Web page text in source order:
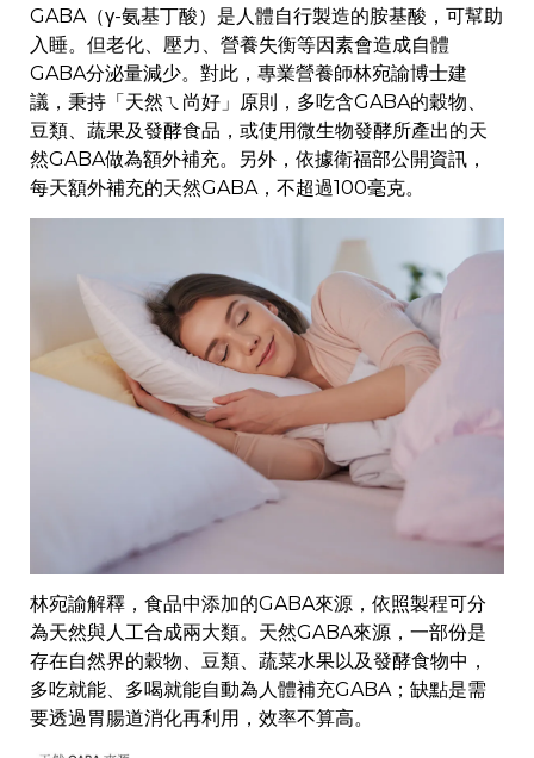
GABA（γ-氨基丁酸）是人體自行製造的胺基酸，可幫助
入睡。但老化、壓力、營養失衡等因素會造成自體
GABA分泌量減少。對此，專業營養師林宛諭博士建
議，秉持「天然ㄟ尚好」原則，多吃含GABA的穀物、
豆類、蔬果及發酵食品，或使用微生物發酵所產出的天
然GABA做為額外補充。另外，依據衛福部公開資訊，
每天額外補充的天然GABA，不超過100毫克。
林宛諭解釋，食品中添加的GABA來源，依照製程可分
為天然與人工合成兩大類。天然GABA來源，一部份是
存在自然界的穀物、豆類、蔬菜水果以及發酵食物中，
多吃就能、多喝就能自動為人體補充GABA；缺點是需
要透過胃腸道消化再利用，效率不算高。